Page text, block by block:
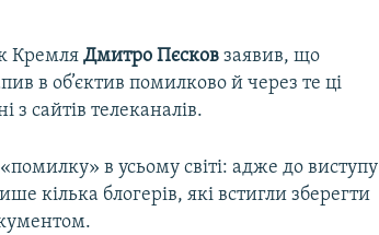
Кремля Дмитро Пєсковзаявив, що
в об’єктив помилково й через те ці
з сайтів телеканалів.
в усьому світі: адже до виступу
кілька блогерів, які встигли зберегти